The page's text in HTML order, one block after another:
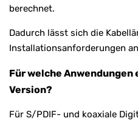
berechnet.
Dadurch lässt sich die
Installationsanforderungen
Für welche Anwendungen
Version?
Für S/PDIF- und koaxiale